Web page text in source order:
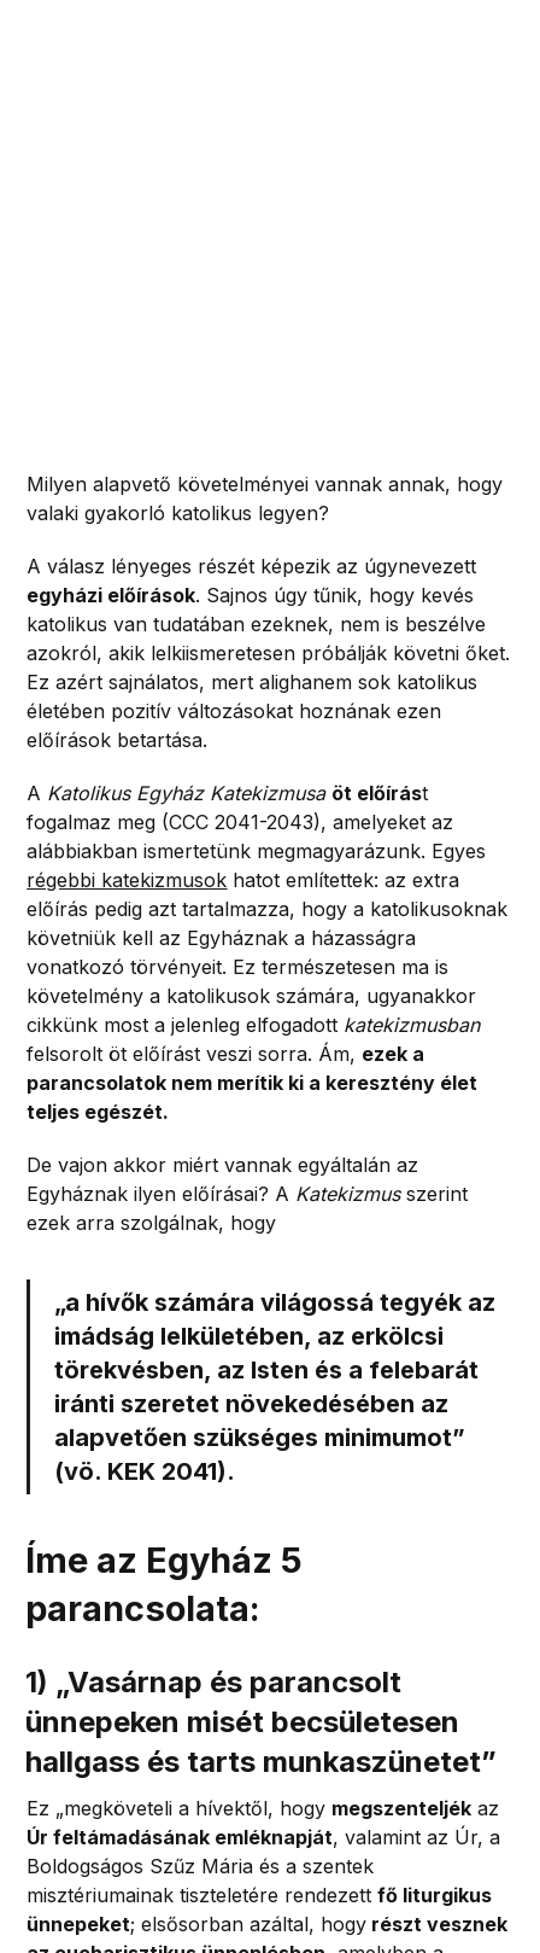
Milyen alapvető követelményei vannak annak, hogy
valaki gyakorló katolikus legyen?
A válasz lényeges részét képezik az úgynevezett
egyházi előírások. Sajnos úgy tűnik, hogy kevés
katolikus van tudatában ezeknek, nem is beszélve
azokról, akik lelkiismeretesen próbálják követni őket.
Ez azért sajnálatos, mert alighanem sok katolikus
életében pozitív változásokat hoznának ezen
előírások betartása.
A Katolikus Egyház Katekizmusa öt előírást
fogalmaz meg (CCC 2041-2043), amelyeket az
alábbiakban ismertetünk megmagyarázunk. Egyes
régebbi katekizmusok hatot említettek: az extra
előírás pedig azt tartalmazza, hogy a katolikusoknak
követniük kell az Egyháznak a házasságra
vonatkozó törvényeit. Ez természetesen ma is
követelmény a katolikusok számára, ugyanakkor
cikkünk most a jelenleg elfogadott katekizmusban
felsorolt öt előírást veszi sorra. Ám, ezek a
parancsolatok nem merítik ki a keresztény élet
teljes egészét.
De vajon akkor miért vannak egyáltalán az
Egyháznak ilyen előírásai? A Katekizmusszerint
ezek arra szolgálnak, hogy
„a hívők számára világossá tegyék az
imádság lelkületében, az erkölcsi
törekvésben, az Isten és a felebarát
iránti szeretet növekedésében az
alapvetően szükséges minimumot”
(vö. KEK 2041).
Íme az Egyház 5
parancsolata:
1) „Vasárnap és parancsolt
ünnepeken misét becsületesen
hallgass és tarts munkaszünetet”
Ez „megköveteli a hívektől, hogy megszenteljék az
Úr feltámadásának emléknapját, valamint az Úr, a
Boldogságos Szűz Mária és a szentek
misztériumainak tiszteletére rendezettfő liturgikus
ünnepeket; elsősorban azáltal, hogy részt vesznek